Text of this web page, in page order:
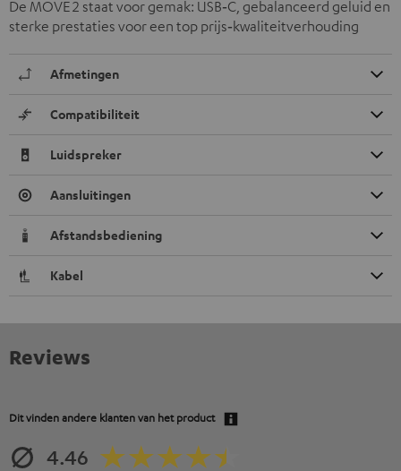
De MOVE 2 staat voor gemak: USB‑C, gebalanceerd geluid en
sterke prestaties voor een top prijs‑kwaliteitverhouding
Afmetingen
Compatibiliteit
Luidspreker
Aansluitingen
Afstandsbediening
Kabel
Reviews
Dit vinden andere klanten van het product
4.46